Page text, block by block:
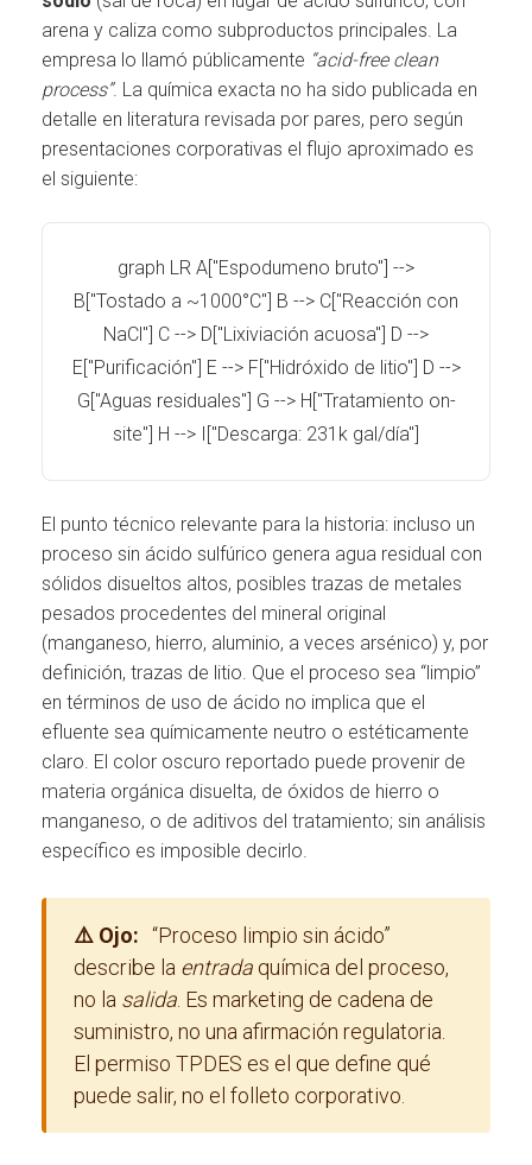
arena y caliza como subproductos principales. La
empresa lo llamó públicamente “acid-free clean
process”. La química exacta no ha sido publicada en
detalle en literatura revisada por pares, pero según
presentaciones corporativas el flujo aproximado es
el siguiente:
graph LR A["Espodumeno bruto"] -->
B["Tostado a ~1000°C"] B --> C["Reacción con
NaCl"] C --> D["Lixiviación acuosa"] D -->
E["Purificación"] E --> F["Hidróxido de litio"] D -->
G["Aguas residuales"] G --> H["Tratamiento on-
site"] H --> I["Descarga: 231k gal/día"]
El punto técnico relevante para la historia: incluso un
proceso sin ácido sulfúrico genera agua residual con
sólidos disueltos altos, posibles trazas de metales
pesados procedentes del mineral original
(manganeso, hierro, aluminio, a veces arsénico) y, por
definición, trazas de litio. Que el proceso sea “limpio”
en términos de uso de ácido no implica que el
efluente sea químicamente neutro o estéticamente
claro. El color oscuro reportado puede provenir de
materia orgánica disuelta, de óxidos de hierro o
manganeso, o de aditivos del tratamiento; sin análisis
específico es imposible decirlo.
⚠️ Ojo: “Proceso limpio sin ácido”
describe la entradaquímica del proceso,
no la salida. Es marketing de cadena de
suministro, no una afirmación regulatoria.
El permiso TPDES es el que define qué
puede salir, no el folleto corporativo.